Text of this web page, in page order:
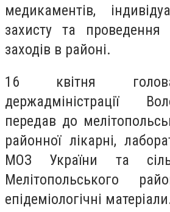
медикаментів,
захисту та проведення
заходів в районі.
16 квітня
держадміністрації
передав до
районної лікарні,
МОЗ України та
Мелітопольського
епідеміологічні